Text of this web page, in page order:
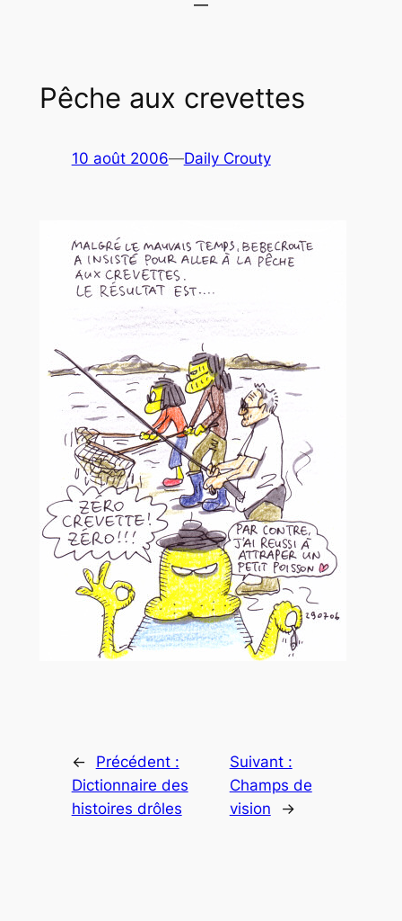
Pêche aux crevettes
10 août 2006—Daily Crouty
←
Précédent :
Dictionnaire des
histoires drôles
Suivant :
Champs de
vision
→